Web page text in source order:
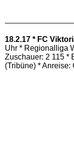
18.2.17 * FC
Uhr * Regionalliga
Zuschauer: 2 115 *
(Tribüne) *